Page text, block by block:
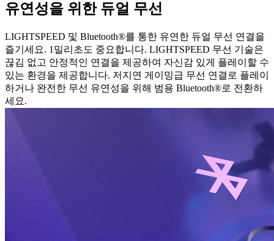
유연성을 위한 듀얼 무선
LIGHTSPEED 및 Bluetooth®를 통한 유연한 듀얼 무선 연결을
즐기세요. 1밀리초도 중요합니다. LIGHTSPEED 무선 기술은
끊김 없고 안정적인 연결을 제공하여 자신감 있게 플레이할 수
있는 환경을 제공합니다. 저지연 게이밍급 무선 연결로 플레이
하거나 완전한 무선 유연성을 위해 범용 Bluetooth®로 전환하
세요.